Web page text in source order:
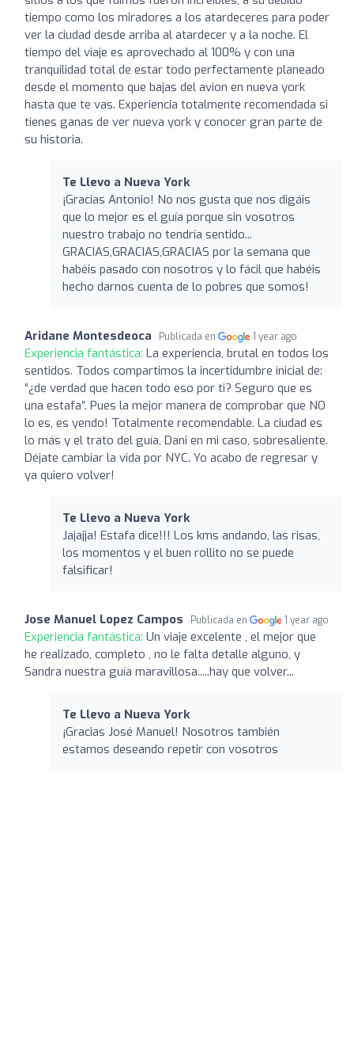
tiempo como los miradores a los atardeceres para poder
ver la ciudad desde arriba al atardecer y a la noche. El
tiempo del viaje es aprovechado al 100% y con una
tranquilidad total de estar todo perfectamente planeado
desde el momento que bajas del avion en nueva york
hasta que te vas. Experiencia totalmente recomendada si
tienes ganas de ver nueva york y conocer gran parte de
su historia.
Te Llevo a Nueva York
¡Gracias Antonio! No nos gusta que nos digáis
que lo mejor es el guía porque sin vosotros
nuestro trabajo no tendría sentido...
GRACIAS,GRACIAS,GRACIAS por la semana que
habéis pasado con nosotros y lo fácil que habéis
hecho darnos cuenta de lo pobres que somos!
Aridane Montesdeoca Publicada en 1 year ago
Experiencia fantástica: La experiencia, brutal en todos los
sentidos. Todos compartimos la incertidumbre inicial de:
“¿de verdad que hacen todo eso por ti? Seguro que es
una estafa”. Pues la mejor manera de comprobar que NO
lo es, es yendo! Totalmente recomendable. La ciudad es
lo más y el trato del guía, Dani en mi caso, sobresaliente.
Déjate cambiar la vida por NYC. Yo acabo de regresar y
ya quiero volver!
Te Llevo a Nueva York
Jajajja! Estafa dice!!! Los kms andando, las risas,
los momentos y el buen rollito no se puede
falsificar!
Jose Manuel Lopez Campos Publicada en 1 year ago
Experiencia fantástica: Un viaje excelente , el mejor que
he realizado, completo , no le falta detalle alguno, y
Sandra nuestra guía maravillosa.....hay que volver...
Te Llevo a Nueva York
¡Gracias José Manuel! Nosotros también
estamos deseando repetir con vosotros